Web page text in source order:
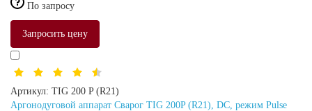
По запросу
Запросить цену
Артикул: TIG 200 P (R21)
Аргонодуговой аппарат Сварог TIG 200P (R21), DC, режим Pulse